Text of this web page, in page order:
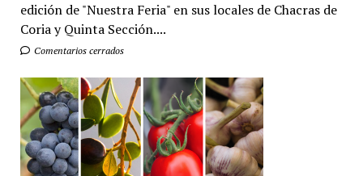
edición de "Nuestra Feria" en sus locales de Chacras de
Coria y Quinta Sección....
Comentarios cerrados